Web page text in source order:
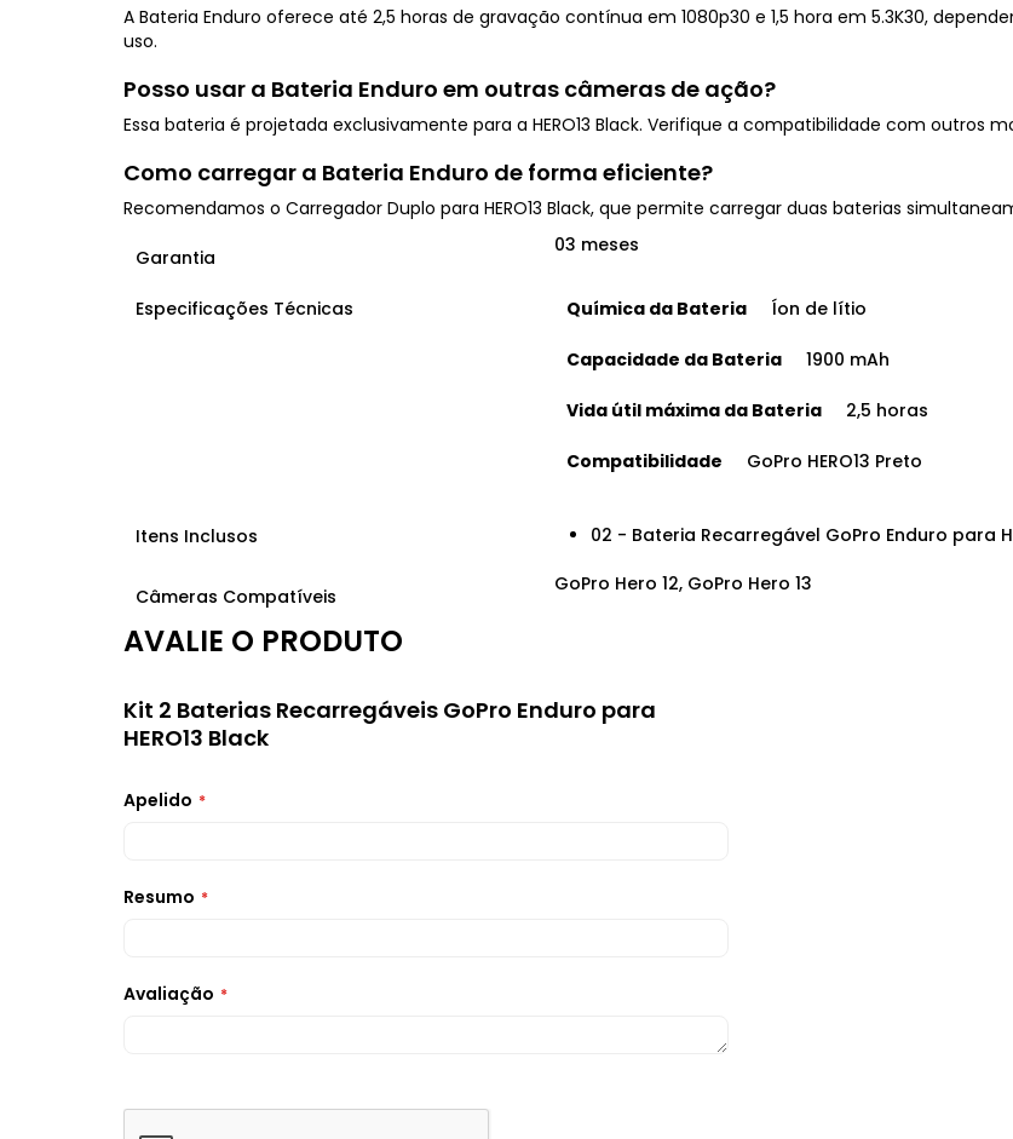
Garantia
03 meses
Especificações Técnicas Química da Bateria Íon de lítio
Capacidade da Bateria 1900 mAh
Vida útil máxima da Bateria 2,5 horas
Compatibilidade GoPro HERO13 Preto
Itens Inclusos 02 - Bateria Recarregável GoPro Enduro para
Câmeras Compatíveis
GoPro Hero 12, GoPro Hero 13
AVALIE O PRODUTO
Kit 2 Baterias Recarregáveis GoPro Enduro para
HERO13 Black
Apelido
Resumo
Avaliação
A Bateria Enduro oferece até 2,5 horas de gravação contínua em 1080p30 e 1,5 hora em 5.3K30,
uso.
Posso usar a Bateria Enduro em outras câmeras de ação?
Essa bateria é projetada exclusivamente para a HERO13 Black. Verifique a compatibilidade com outros
Como carregar a Bateria Enduro de forma eficiente?
Recomendamos o Carregador Duplo para HERO13 Black, que permite carregar duas baterias